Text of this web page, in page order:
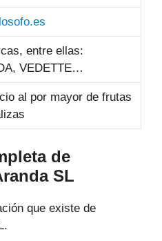
entre ellas:
VEDETTE…
al por mayor de frutas
de
SL
que existe de